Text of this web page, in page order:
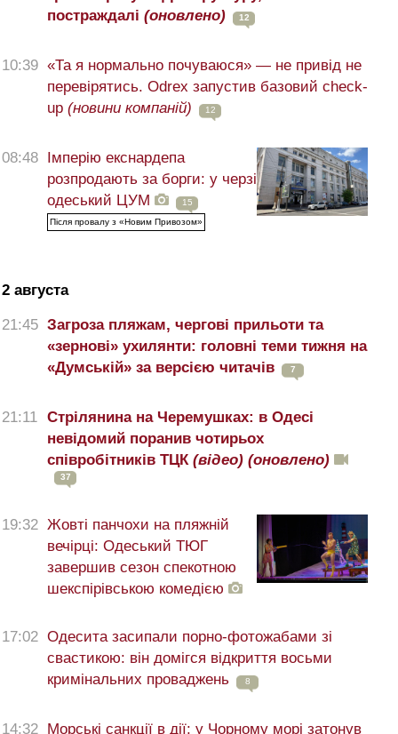
постраждалі (оновлено) 12
10:39 «Та я нормально почуваюся» — не привід не
перевірятись. Odrex запустив базовий check-
up (новини компаній) 12
08:48 Імперію екснардепа
розпродають за борги: у черзі
одеський ЦУМ
15
Після провалу з «Новим Привозом»
2 августа
21:45 Загроза пляжам, чергові прильоти та
«зернові» ухилянти: головні теми тижня на
«Думській» за версією читачів
7
21:11
Стрілянина на Черемушках: в Одесі
невідомий поранив чотирьох
співробітників ТЦК (відео) (оновлено)
37
19:32 Жовті панчохи на пляжній
вечірці: Одеський ТЮГ
завершив сезон спекотною
шекспірівською комедією
17:02 Одесита засипали порно-фотожабами зі
свастикою: він домігся відкриття восьми
кримінальних проваджень
8
14:32 Морські санкції в дії: у Чорному морі затонув